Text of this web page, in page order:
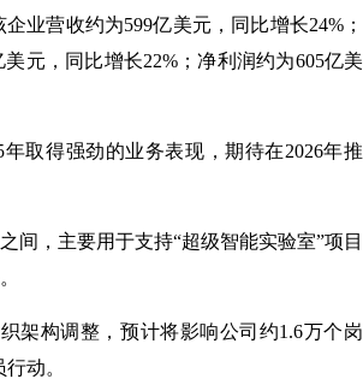
业营收约为599亿美元，同比增长24%；
元，同比增长22%；净利润约为605亿美
取得强劲的业务表现，期待在2026年推
间，主要用于支持“超级智能实验室”项目
架构调整，预计将影响公司约1.6万个岗
动。